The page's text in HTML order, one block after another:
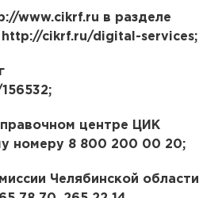
www.cikrf.ru в разделе
cikrf.ru/digital-services;
центре ЦИК
номеру 8 800 200 00 20;
Челябинской области